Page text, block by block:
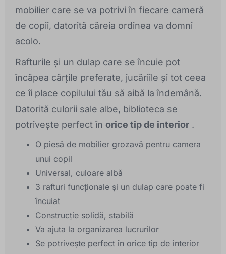
mobilier care se va potrivi în fiecare cameră
de copii, datorită căreia ordinea va domni
acolo.
Rafturile și un dulap care se încuie pot
încăpea cărțile preferate, jucăriile și tot ceea
ce îi place copilului tău să aibă la îndemână.
Datorită culorii sale albe, biblioteca se
potrivește perfect în orice tip de interior .
O piesă de mobilier grozavă pentru camera
unui copil
Universal, culoare albă
3 rafturi funcționale și un dulap care poate fi
încuiat
Construcție solidă, stabilă
Va ajuta la organizarea lucrurilor
Se potrivește perfect în orice tip de interior